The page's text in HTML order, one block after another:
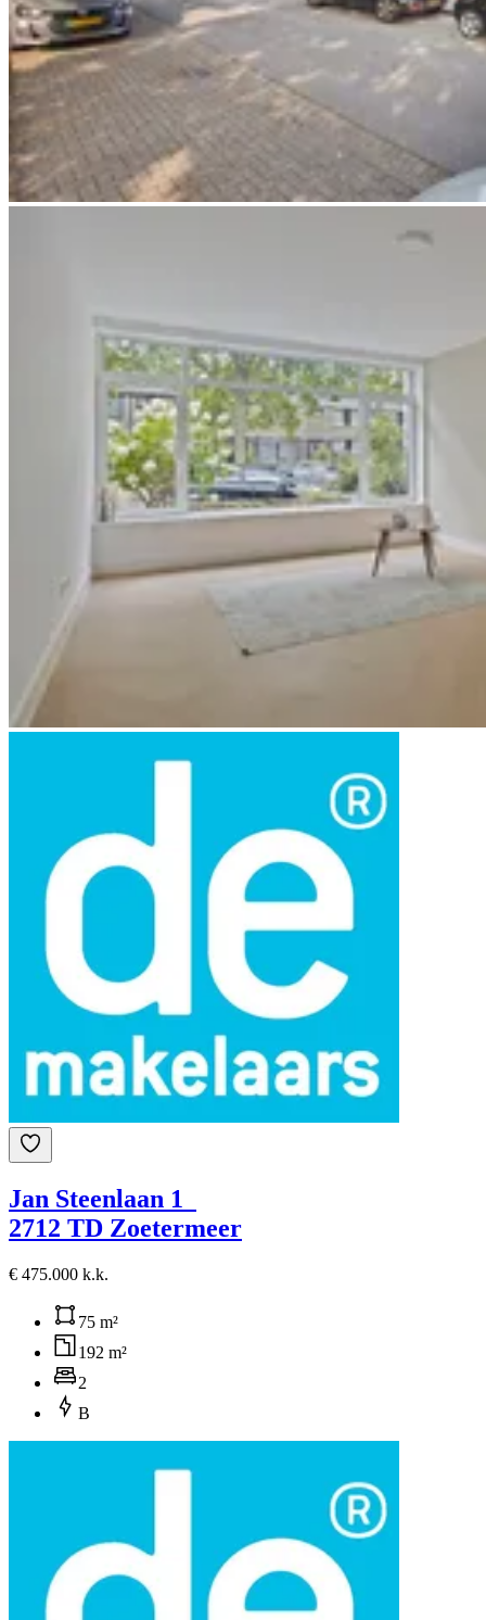
Jan Steenlaan 1
2712 TD Zoetermeer
€ 475.000 k.k.
75 m²
192 m²
2
B